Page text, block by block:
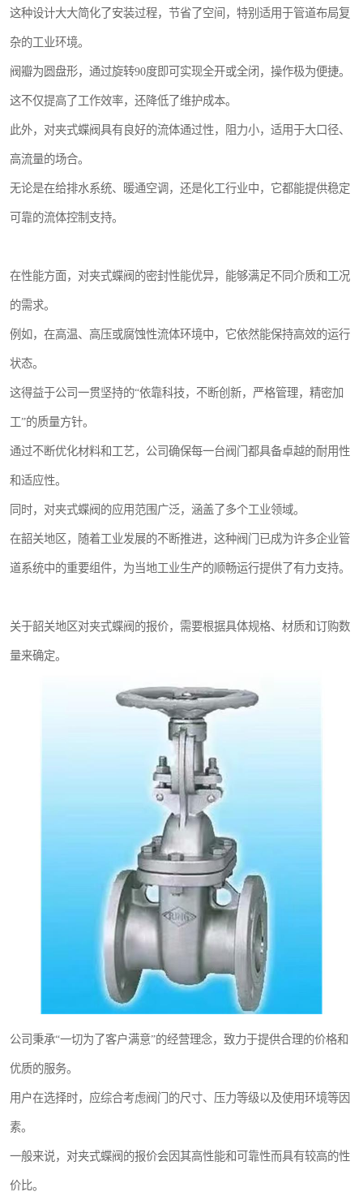
这种设计大大简化了安装过程，节省了空间，特别适用于管道布局复
杂的工业环境。
阀瓣为圆盘形，通过旋转90度即可实现全开或全闭，操作极为便捷。
这不仅提高了工作效率，还降低了维护成本。
此外，对夹式蝶阀具有良好的流体通过性，阻力小，适用于大口径、
高流量的场合。
无论是在给排水系统、暖通空调，还是化工行业中，它都能提供稳定
可靠的流体控制支持。
在性能方面，对夹式蝶阀的密封性能优异，能够满足不同介质和工况
的需求。
例如，在高温、高压或腐蚀性流体环境中，它依然能保持高效的运行
状态。
这得益于公司一贯坚持的“依靠科技，不断创新，严格管理，精密加
工”的质量方针。
通过不断优化材料和工艺，公司确保每一台阀门都具备卓越的耐用性
和适应性。
同时，对夹式蝶阀的应用范围广泛，涵盖了多个工业领域。
在韶关地区，随着工业发展的不断推进，这种阀门已成为许多企业管
道系统中的重要组件，为当地工业生产的顺畅运行提供了有力支持。
关于韶关地区对夹式蝶阀的报价，需要根据具体规格、材质和订购数
量来确定。
公司秉承“一切为了客户满意”的经营理念，致力于提供合理的价格和
优质的服务。
用户在选择时，应综合考虑阀门的尺寸、压力等级以及使用环境等因
素。
一般来说，对夹式蝶阀的报价会因其高性能和可靠性而具有较高的性
价比。